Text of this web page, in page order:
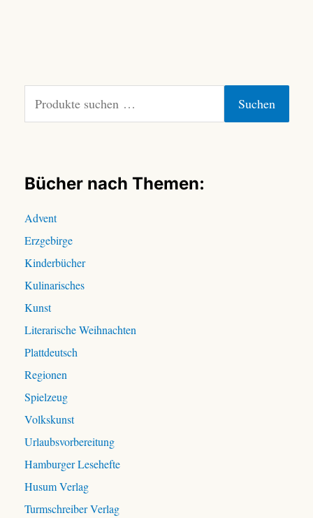
c
n
n
c
h
:
Suchen
Bücher nach Themen:
Advent
Erzgebirge
Kinderbücher
Kulinarisches
Kunst
Literarische Weihnachten
Plattdeutsch
Regionen
Spielzeug
Volkskunst
Urlaubsvorbereitung
Hamburger Lesehefte
Husum Verlag
Turmschreiber Verlag